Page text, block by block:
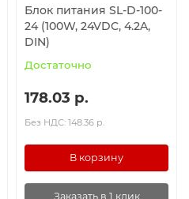
Блок питания SL-D-100-
24 (100W, 24VDC, 4.2A,
DIN)
Достаточно
178.03 р.
Без НДС: 148.36 р.
В корзину
Заказать в 1 клик